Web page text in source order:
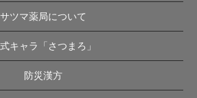
サツマ薬局について
キャラ「さつまろ」
防災漢方